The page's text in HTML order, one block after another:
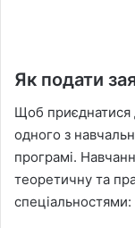
Як подати
Щоб приєднатися
одного з
програмі.
теоретичну та
спеціальностями: